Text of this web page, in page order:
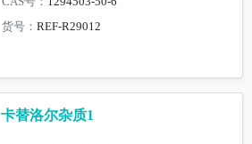
货号：REF-R29012
卡替洛尔杂质1